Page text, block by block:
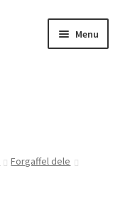
Menu
Forgaffel dele